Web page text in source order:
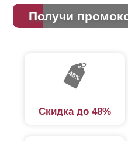
Получи
Скидка до 48%